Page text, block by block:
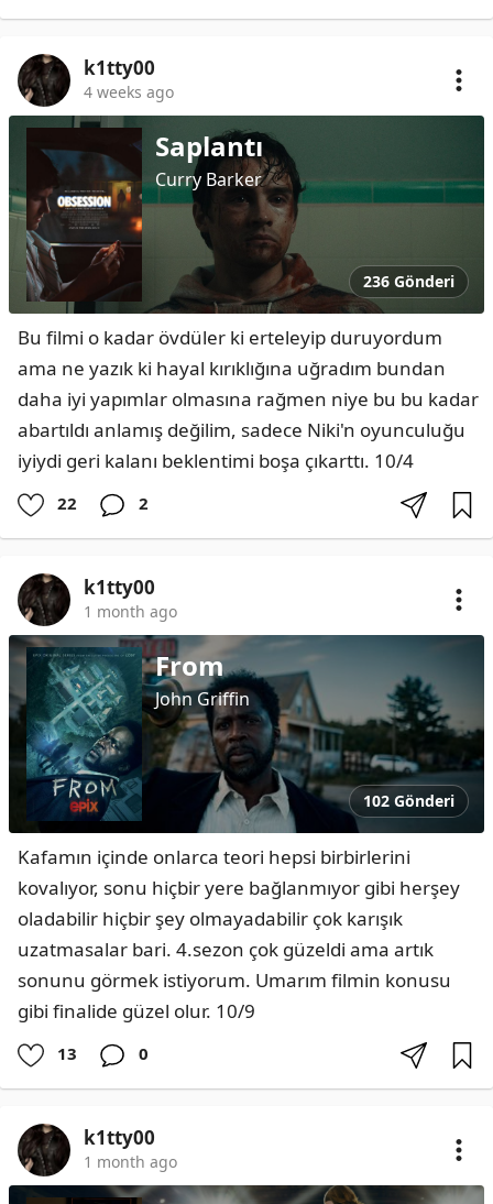
k1tty00
4 weeks ago
Saplantı
Curry Barker
236 Gönderi
Bu filmi o kadar övdüler ki erteleyip duruyordum
ama ne yazık ki hayal kırıklığına uğradım bundan
daha iyi yapımlar olmasına rağmen niye bu bu kadar
abartıldı anlamış değilim, sadece Niki'n oyunculuğu
iyiydi geri kalanı beklentimi boşa çıkarttı. 10/4
22 2
k1tty00
1 month ago
From
John Griffin
102 Gönderi
Kafamın içinde onlarca teori hepsi birbirlerini
kovalıyor, sonu hiçbir yere bağlanmıyor gibi herşey
oladabilir hiçbir şey olmayadabilir çok karışık
uzatmasalar bari. 4.sezon çok güzeldi ama artık
sonunu görmek istiyorum. Umarım filmin konusu
gibi finalide güzel olur. 10/9
13 0
k1tty00
1 month ago